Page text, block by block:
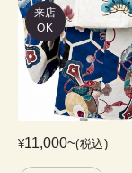
来店
OK
¥11,000~(税込)